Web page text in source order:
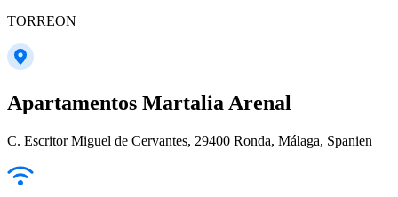
TORREON
Apartamentos Martalia Arenal
C. Escritor Miguel de Cervantes, 29400 Ronda, Málaga, Spanien